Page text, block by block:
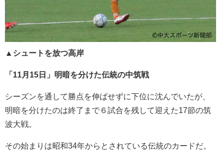
▲ シュートを放つ高岸
「11月15日」明暗を分けた伝統の中筑戦
シーズンを通して勝点を伸ばせずに下位に沈んでいたが、
明暗を分けたのは終了まで６試合を残して迎えた17節の筑
波大戦。
その始まりは昭和34年からとされている伝統のカードだ。